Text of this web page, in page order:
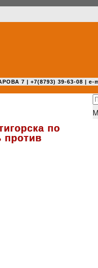
7 | +7(8793) 39-63-08 | e-
по
против